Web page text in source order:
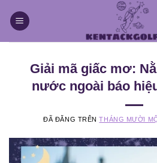
đến
Giải mã giấc mơ:
nước ngoài báo
ĐÃ ĐĂNG TRÊNTHÁNG MƯỜI